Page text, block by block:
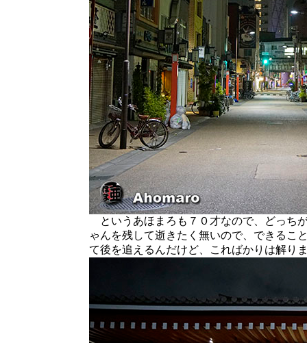
というあほまろも７０才なので、どっち
ゃんを残して逝きたく無いので、できるこ
て後を追えるんだけど、こればかりは解り